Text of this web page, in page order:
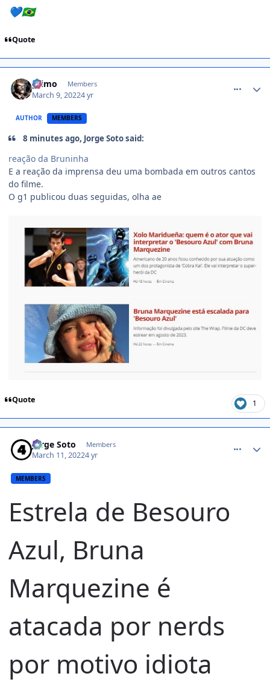
💙🇧🇷
Quote
primo Members
March 9, 20224 yr
AUTHOR MEMBERS
8 minutes ago, Jorge Soto said:
reação da Bruninha
E a reação da imprensa deu uma bombada em outros cantos
do filme.
O g1 publicou duas seguidas, olha ae
Quote 1
Jorge Soto Members
March 11, 20224 yr
MEMBERS
Estrela de Besouro
Azul, Bruna
Marquezine é
atacada por nerds
por motivo idiota